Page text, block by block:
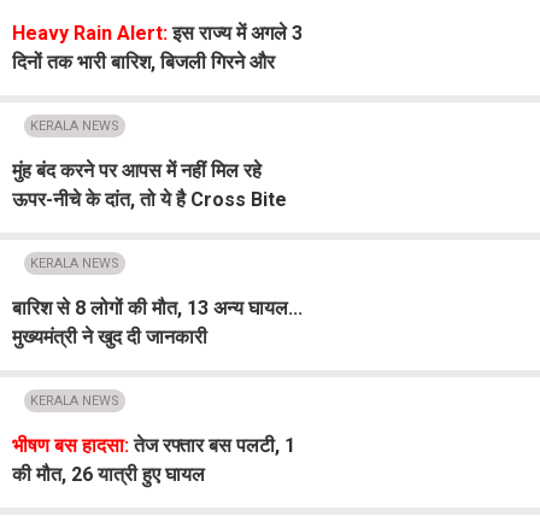
Heavy Rain Alert:इस राज्य में अगले 3
दिनों तक भारी बारिश, बिजली गिरने और
KERALA NEWS
मुंह बंद करने पर आपस में नहीं मिल रहे
ऊपर-नीचे के दांत, तो ये है Cross Bite
KERALA NEWS
बारिश से 8 लोगों की मौत, 13 अन्य घायल...
मुख्यमंत्री ने खुद दी जानकारी
KERALA NEWS
भीषण बस हादसा:तेज रफ्तार बस पलटी, 1
की मौत, 26 यात्री हुए घायल